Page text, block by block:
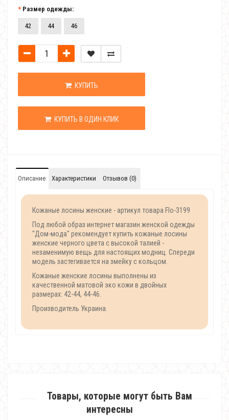
Размер одежды:
42 44 46
КУПИТЬ
КУПИТЬ В ОДИН КЛИК
Описание Характеристики Отзывов (0)
Кожаные лосины женские - артикул товара Flo-3199
Под любой образ интернет магазин женской одежды
"Дом-мода" рекомендует купить кожаные лосины
женские черного цвета с высокой талией -
незаменимую вещь для настоящих модниц. Спереди
модель застегивается на змейку с кольцом.
Кожаные женские лосины выполнены из
качественной матовой эко кожи в двойных
размерах: 42-44, 44-46.
Производитель Украина.
Товары, которые могут быть Вам
интересны